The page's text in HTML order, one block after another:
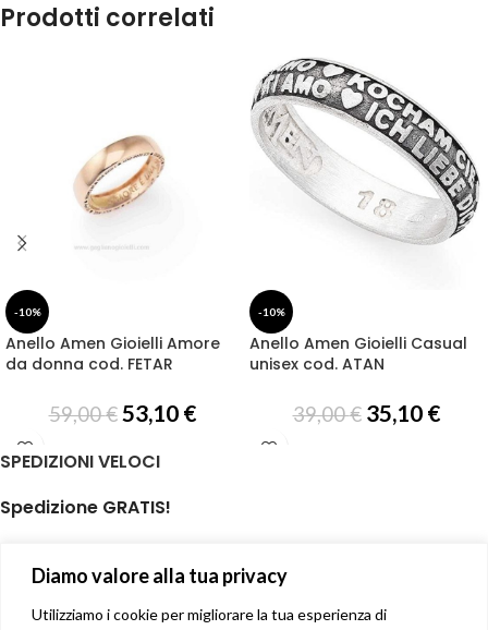
Diamo valore alla tua privacy
Utilizziamo i cookie per migliorare la tua esperienza di
Prodotti correlati
-10%
Anello Amen Gioielli Amore
da donna cod. FETAR
59,00€53,10 €
-10%
Anello Amen Gioielli Casual
unisex cod. ATAN
39,00€ 35,10 €
SPEDIZIONI VELOCI
Spedizione GRATIS!
isole minori non incluse